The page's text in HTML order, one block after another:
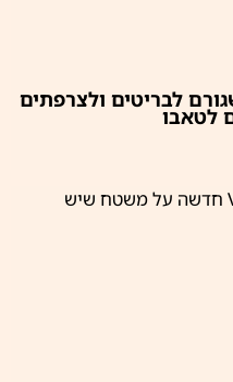
שגורם לבריטים ולצרפתים
לטאבו